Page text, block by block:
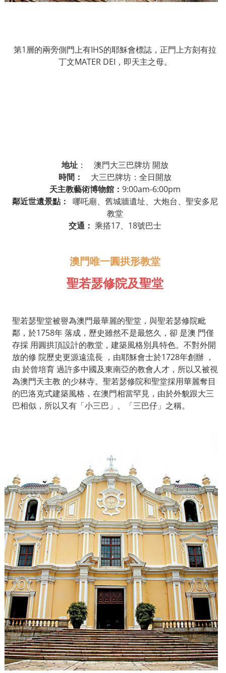
第1層的兩旁側門上有IHS的耶穌會標誌，正門上方刻有拉
丁文MATER DEI ，即天主之母。
地址 ： 澳門大三巴牌坊 開放
時間：
大三巴牌坊：全日開放
天主教藝術博物館： 9:00am-6:00pm
鄰近世遺景點：
哪吒廟、舊城牆遺址、大炮台、聖安多尼
教堂
交通： 乘搭17、 18號巴士
澳門唯一圓拱形教堂
聖若瑟修院及聖堂
聖若瑟聖堂被譽為澳門最華麗的聖堂，與聖若瑟修院毗
鄰，於1758年落成，歷史雖然不是最悠久，卻 是澳 門僅
存採 用圓拱頂設計的教堂，建築風格別具特色。不對外開
放的修 院歷史更源遠流長 ，由耶穌會士於1728年創辦 ，
由 於曾培育過許多中國及東南亞的教會人才，所以又被視
為澳門天主教 的少林寺。聖若瑟修院和聖堂採用華麗奪目
的巴洛克式建築風格，在澳門相當罕見，由於外貌跟大三
巴相似，所以又有「小三巴」、「三巴仔」之稱。